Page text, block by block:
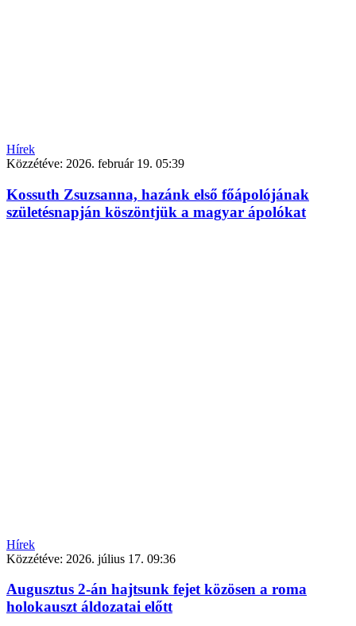
Hírek
Közzétéve: 2026. február 19. 05:39
Kossuth Zsuzsanna, hazánk első főápolójának
születésnapján köszöntjük a magyar ápolókat
Hírek
Közzétéve: 2026. július 17. 09:36
Augusztus 2-án hajtsunk fejet közösen a roma
holokauszt áldozatai előtt